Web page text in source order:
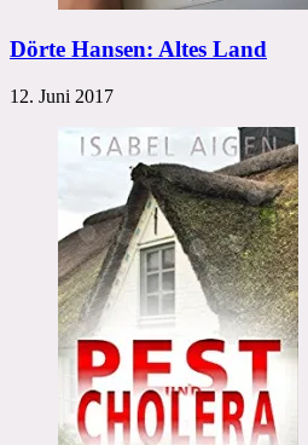
Dörte Hansen: Altes Land
12. Juni 2017